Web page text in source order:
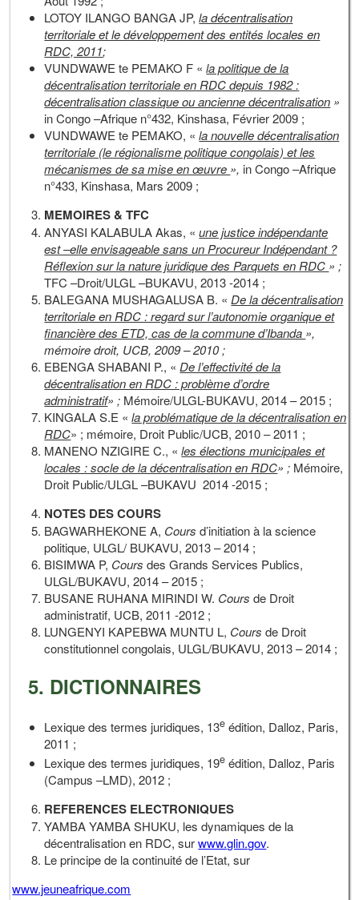
LOTOY ILANGO BANGA JP,la décentralisation
territoriale et le développement des entités locales en
RDC, 2011;
VUNDWAWE te PEMAKO F « la politique de la
décentralisation territoriale en RDC depuis 1982 :
décentralisation classique ou ancienne décentralisation »
in Congo –Afrique n°432, Kinshasa, Février 2009 ;
VUNDWAWE te PEMAKO, «la nouvelle décentralisation
territoriale (le régionalisme politique congolais) et les
mécanismes de sa mise en œuvre », in Congo –Afrique
n°433, Kinshasa, Mars 2009 ;
MEMOIRES & TFC
ANYASI KALABULA Akas, «une justice indépendante
est –elle envisageable sans un Procureur Indépendant ?
Réflexion sur la nature juridique des Parquets en RDC » ;
TFC –Droit/ULGL –BUKAVU, 2013 -2014 ;
BALEGANA MUSHAGALUSA B. « De la décentralisation
territoriale en RDC : regard sur l’autonomie organique et
financière des ETD, cas de la commune d’Ibanda »,
mémoire droit, UCB, 2009 – 2010 ;
EBENGA SHABANI P., « De l’effectivité de la
décentralisation en RDC : problème d’ordre
administratif» ; Mémoire/ULGL-BUKAVU, 2014 – 2015 ;
KINGALA S.E «la problématique de la décentralisation en
RDC» ; mémoire, Droit Public/UCB, 2010 – 2011 ;
MANENO NZIGIRE C., «les élections municipales et
locales : socle de la décentralisation en RDC» ; Mémoire,
Droit Public/ULGL –BUKAVU 2014 -2015 ;
NOTES DES COURS
BAGWARHEKONE A, Cours d’initiation à la science
politique, ULGL/ BUKAVU, 2013 – 2014 ;
BISIMWA P, Cours des Grands Services Publics,
ULGL/BUKAVU, 2014 – 2015 ;
BUSANE RUHANA MIRINDI W. Cours de Droit
administratif, UCB, 2011 -2012 ;
LUNGENYI KAPEBWA MUNTU L, Cours de Droit
constitutionnel congolais, ULGL/BUKAVU, 2013 – 2014 ;
5. DICTIONNAIRES
Lexique des termes juridiques, 13e édition, Dalloz, Paris,
2011 ;
Lexique des termes juridiques, 19e édition, Dalloz, Paris
(Campus –LMD), 2012 ;
REFERENCES ELECTRONIQUES
YAMBA YAMBA SHUKU, les dynamiques de la
décentralisation en RDC, surwww.glin.gov.
Le principe de la continuité de l’Etat, sur
www.jeuneafrique.com